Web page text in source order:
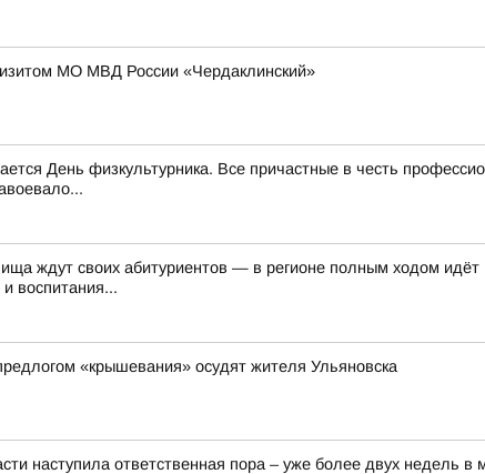
МО МВД России «Чердаклинский»
День физкультурника. Все причастные в честь
ждут своих абитуриентов — в регионе полным ходом
воспитания...
«крышевания» осудят жителя Ульяновска
наступила ответственная пора – уже более двух недель